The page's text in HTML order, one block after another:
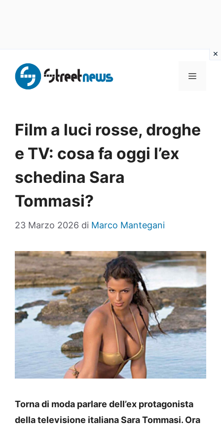
contenuto
MENU
Film a luci rosse, droghe
e TV: cosa fa oggi l’ex
schedina Sara
Tommasi?
23 Marzo 2026 di Marco Mantegani
Torna di moda parlare dell’ex protagonista
della televisione italiana Sara Tommasi. Ora